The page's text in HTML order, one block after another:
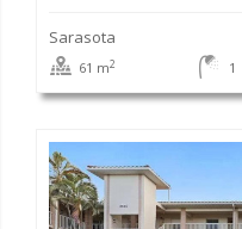
Sarasota
61 m2 1